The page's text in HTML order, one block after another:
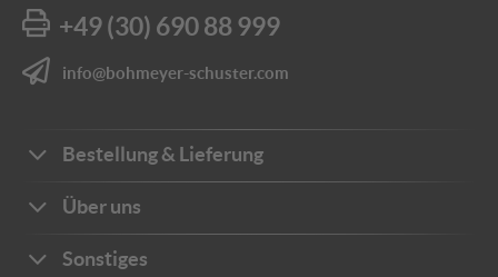
+49 (30) 690 88 999
info@bohmeyer-schuster.com
Bestellung & Lieferung
Zahlungsarten
Über uns
Sonstiges